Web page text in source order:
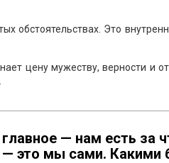
обстоятельствах. Это
цену мужеству, верности и
— нам есть за
— это мы сами. Какими